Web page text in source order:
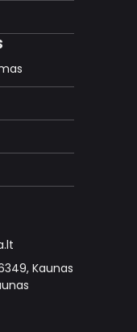
Kaunas